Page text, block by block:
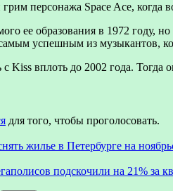
персонажа Space Ace, когда
ее образования в 1972 году,
успешным из музыкантов,
Kiss вплоть до 2002 года.
для того, чтобы проголосовать.
жилье в Петербурге на
подскочили на 21% за